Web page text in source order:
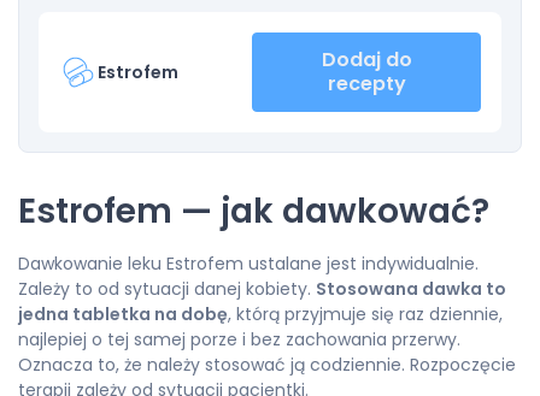
Estrofem
Dodaj do
recepty
Estrofem — jak dawkować?
Dawkowanie leku Estrofem ustalane jest indywidualnie.
Zależy to od sytuacji danej kobiety. Stosowana dawka to
jedna tabletka na dobę, którą przyjmuje się raz dziennie,
najlepiej o tej samej porze i bez zachowania przerwy.
Oznacza to, że należy stosować ją codziennie. Rozpoczęcie
terapii zależy od sytuacji pacjentki.